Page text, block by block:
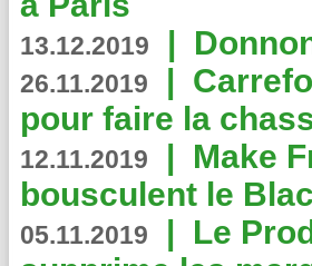
13.12.2019 |
26.11.2019 |
pour faire la
12.11.2019 | Make
bousculent le
05.11.2019 | Le